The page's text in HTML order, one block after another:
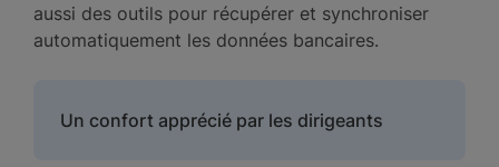
aussi des outils pour récupérer et synchroniser
automatiquement les données bancaires.
Un confort apprécié par les dirigeants